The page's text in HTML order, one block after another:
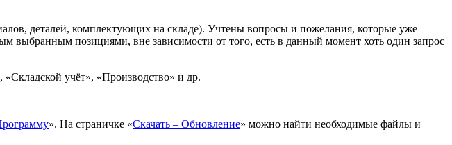
деталей, комплектующих на складе). Учтены вопросы и пожелания, которые уже
выбранным позициями, вне зависимости от того, есть в данный момент хоть один запрос
учёт», «Производство» и др.
». На страничке «Скачать – Обновление» можно найти необходимые файлы и